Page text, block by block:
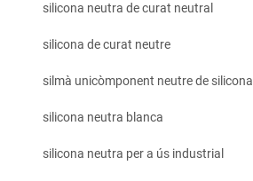
silicona neutra de curat neutral
silicona de curat neutre
silmà unicòmponent neutre de silicona
silicona neutra blanca
silicona neutra per a ús industrial